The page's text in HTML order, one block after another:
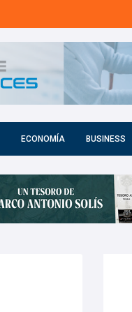
ECONOMÍA BUSINESS